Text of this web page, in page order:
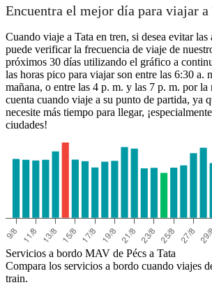
Encuentra el mejor día para viajar a
Cuando viaje a Tata en tren, si desea evitar las
puede verificar la frecuencia de viaje de
próximos 30 días utilizando el gráfico a
las horas pico para viajar son entre las 6:30 a.
mañana, o entre las 4 p. m. y las 7 p. m. por la
cuenta cuando viaje a su punto de partida, ya
necesite más tiempo para llegar,
ciudades!
Servicios a bordo MAV de Pécs a Tata
Compara los servicios a bordo cuando viajes
train.